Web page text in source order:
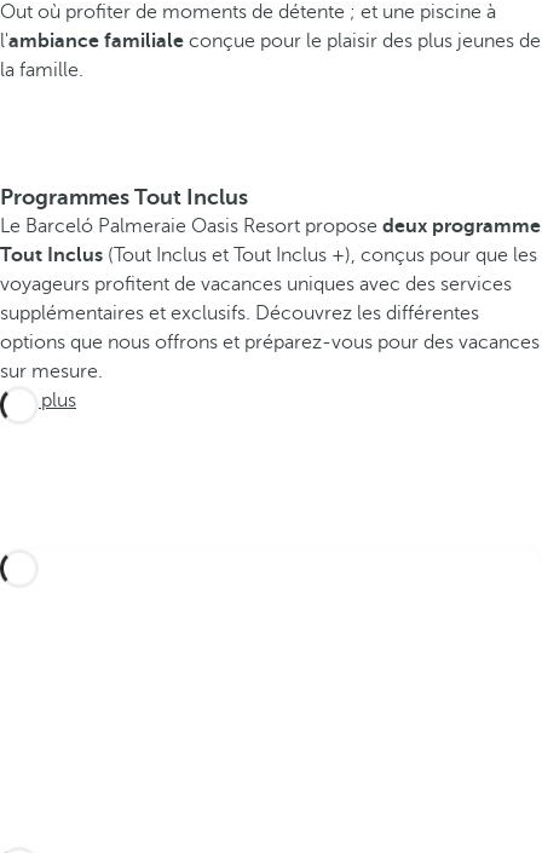
Out où profiter de moments de détente ; et une piscine à
l'ambiance familiale conçue pour le plaisir des plus jeunes de
la famille.
Programmes Tout Inclus
Le Barceló Palmeraie Oasis Resort propose deux programme
Tout Inclus (Tout Inclus et Tout Inclus +), conçus pour que les
voyageurs profitent de vacances uniques avec des services
supplémentaires et exclusifs. Découvrez les différentes
options que nous offrons et préparez-vous pour des vacances
sur mesure.
Voir plus